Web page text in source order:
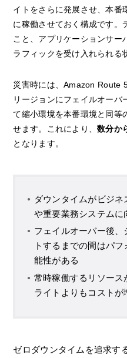
イトをさらに発展させ、本番
に稼働させておく構成です。
こと、アプリケーションサー
ラフィックを受け入れられる
災害時には、Amazon Route
リージョンにフェイルオー
て縮小環境を本番環境と同等
せます。これにより、数分か
となります。
ダウンタイムがビジ
や重要業務システムに
フェイルオーバー後
トするまでの間はパ
能性がある
常時稼働するリソース
ライトよりもコストが
ゼロダウンタイムを追求す